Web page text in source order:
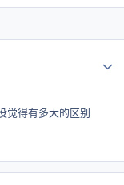
觉得有多大的区别